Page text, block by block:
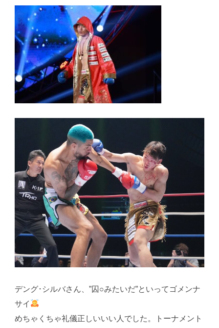
デング･シルバさん、”囚○みたいだ”といってゴメンナ
サイ
めちゃくちゃ礼儀正しいいい人でした。トーナメント